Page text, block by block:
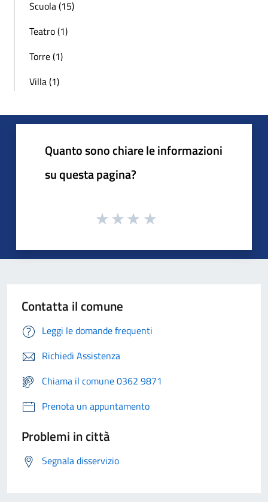
Scuola (15)
Teatro (1)
Torre (1)
Villa (1)
Quanto sono chiare le informazioni
su questa pagina?
Contatta il comune
Leggi le domande frequenti
Richiedi Assistenza
Chiama il comune 0362 9871
Prenota un appuntamento
Problemi in città
Segnala disservizio